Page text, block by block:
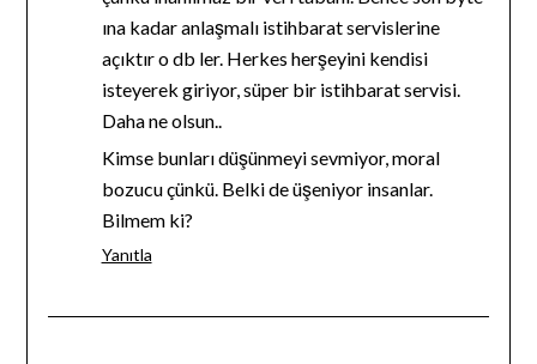
ına kadar anlaşmalı istihbarat servislerine
açıktır o db ler. Herkes herşeyini kendisi
isteyerek giriyor, süper bir istihbarat servisi.
Daha ne olsun..
Kimse bunları düşünmeyi sevmiyor, moral
bozucu çünkü. Belki de üşeniyor insanlar.
Bilmem ki?
Yanıtla